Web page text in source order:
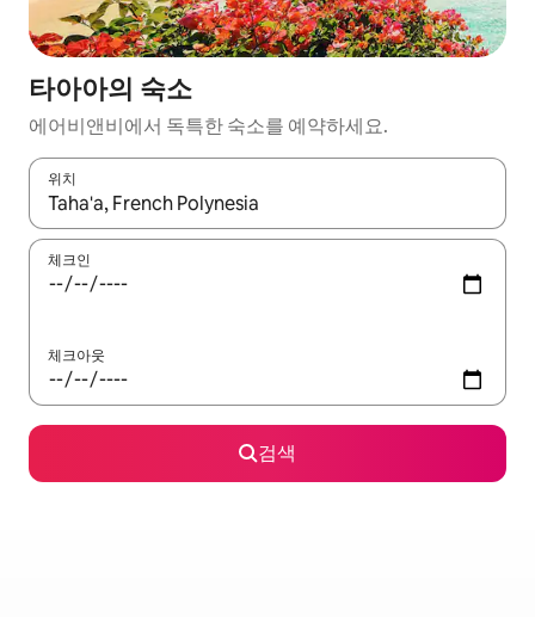
타아아의 숙소
에어비앤비에서 독특한 숙소를 예약하세요.
위치
결과가 나오면 위·아래 화살표 키를 사용하거나 터치 또는 스와이
체크인
체크아웃
검색